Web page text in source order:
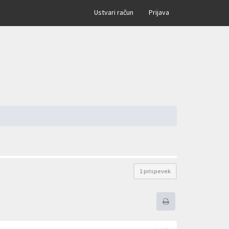
Ustvari račun Prijava ×
1 prispevek